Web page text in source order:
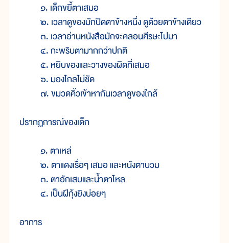
๑. เด็กขยี้ตาเสมอ
๒. เวลาดูของมักปิดตาข้างหนึ่ง ดูด้วยตาข้างเดียว
๓. เวลาอ่านหนังสือมักจะคลอนศีรษะไปมา
๔. กะพริบตามากกว่าปกติ
๕. หยิบของและวางของผิดที่เสมอ
๖. มองไกลไม่ชัด
๗. ขมวดคิ้วเข้าหากันเวลาดูของใกล้
ปรากฏการณ์ของเด็ก
๑. ตาเหล่
๒. ตาแดงเรื่อๆ เสมอ และหนังตาบวม
๓. ตาอักเสบและน้ำตาไหล
๔. เป็นฝีกุ้งยิงบ่อยๆ
อาการ